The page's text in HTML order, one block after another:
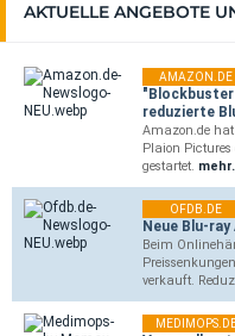
AKTUELLE ANGEBOTE
AMAZON.DE
"Blockbuster
reduzierte
Amazon.de
Plaion
gestartet.
OFDB.DE
Neue Blu-
Beim
verkauft.